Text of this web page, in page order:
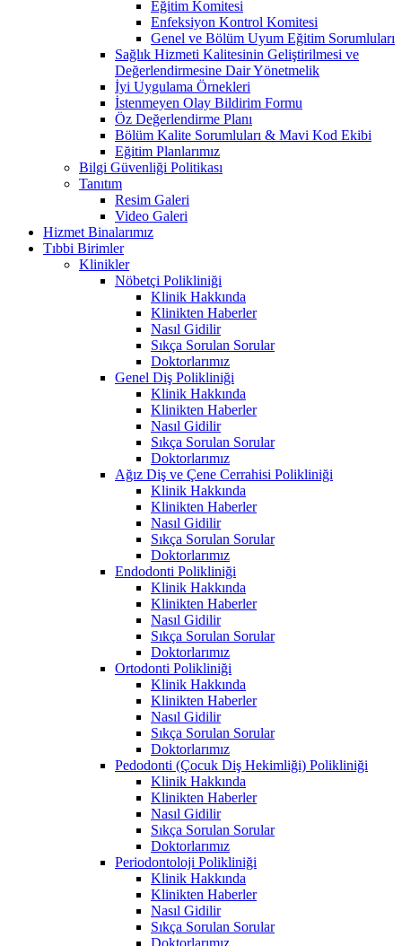
Eğitim Komitesi
Enfeksiyon Kontrol Komitesi
Genel ve Bölüm Uyum Eğitim Sorumluları
Sağlık Hizmeti Kalitesinin Geliştirilmesi ve
Değerlendirmesine Dair Yönetmelik
İyi Uygulama Örnekleri
İstenmeyen Olay Bildirim Formu
Öz Değerlendirme Planı
Bölüm Kalite Sorumluları & Mavi Kod Ekibi
Eğitim Planlarımız
Bilgi Güvenliği Politikası
Tanıtım
Resim Galeri
Video Galeri
Hizmet Binalarımız
Tıbbi Birimler
Klinikler
Nöbetçi Polikliniği
Klinik Hakkında
Klinikten Haberler
Nasıl Gidilir
Sıkça Sorulan Sorular
Doktorlarımız
Genel Diş Polikliniği
Klinik Hakkında
Klinikten Haberler
Nasıl Gidilir
Sıkça Sorulan Sorular
Doktorlarımız
Ağız Diş ve Çene Cerrahisi Polikliniği
Klinik Hakkında
Klinikten Haberler
Nasıl Gidilir
Sıkça Sorulan Sorular
Doktorlarımız
Endodonti Polikliniği
Klinik Hakkında
Klinikten Haberler
Nasıl Gidilir
Sıkça Sorulan Sorular
Doktorlarımız
Ortodonti Polikliniği
Klinik Hakkında
Klinikten Haberler
Nasıl Gidilir
Sıkça Sorulan Sorular
Doktorlarımız
Pedodonti (Çocuk Diş Hekimliği) Polikliniği
Klinik Hakkında
Klinikten Haberler
Nasıl Gidilir
Sıkça Sorulan Sorular
Doktorlarımız
Periodontoloji Polikliniği
Klinik Hakkında
Klinikten Haberler
Nasıl Gidilir
Sıkça Sorulan Sorular
Doktorlarımız